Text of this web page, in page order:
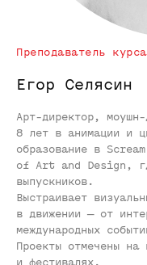
Преподаватель курса
Егор Селясин
Арт-директор, моушн-
8 лет в анимации и
образование в
of Art and Design,
выпускников.
Выстраивает
в движении — от
международных
Проекты отмечены на